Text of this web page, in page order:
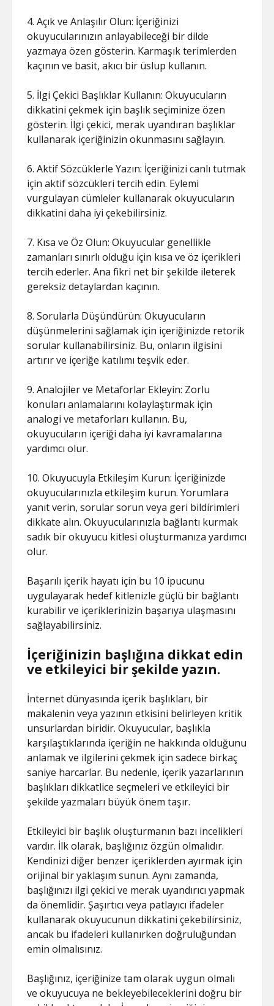
4. Açık ve Anlaşılır Olun: İçeriğinizi
okuyucularınızın anlayabileceği bir dilde
yazmaya özen gösterin. Karmaşık terimlerden
kaçının ve basit, akıcı bir üslup kullanın.
5. İlgi Çekici Başlıklar Kullanın: Okuyucuların
dikkatini çekmek için başlık seçiminize özen
gösterin. İlgi çekici, merak uyandıran başlıklar
kullanarak içeriğinizin okunmasını sağlayın.
6. Aktif Sözcüklerle Yazın: İçeriğinizi canlı tutmak
için aktif sözcükleri tercih edin. Eylemi
vurgulayan cümleler kullanarak okuyucuların
dikkatini daha iyi çekebilirsiniz.
7. Kısa ve Öz Olun: Okuyucular genellikle
zamanları sınırlı olduğu için kısa ve öz içerikleri
tercih ederler. Ana fikri net bir şekilde ileterek
gereksiz detaylardan kaçının.
8. Sorularla Düşündürün: Okuyucuların
düşünmelerini sağlamak için içeriğinizde retorik
sorular kullanabilirsiniz. Bu, onların ilgisini
artırır ve içeriğe katılımı teşvik eder.
9. Analojiler ve Metaforlar Ekleyin: Zorlu
konuları anlamalarını kolaylaştırmak için
analogi ve metaforları kullanın. Bu,
okuyucuların içeriği daha iyi kavramalarına
yardımcı olur.
10. Okuyucuyla Etkileşim Kurun: İçeriğinizde
okuyucularınızla etkileşim kurun. Yorumlara
yanıt verin, sorular sorun veya geri bildirimleri
dikkate alın. Okuyucularınızla bağlantı kurmak
sadık bir okuyucu kitlesi oluşturmanıza yardımcı
olur.
Başarılı içerik hayatı için bu 10 ipucunu
uygulayarak hedef kitlenizle güçlü bir bağlantı
kurabilir ve içeriklerinizin başarıya ulaşmasını
sağlayabilirsiniz.
İçeriğinizin başlığına dikkat edin
ve etkileyici bir şekilde yazın.
İnternet dünyasında içerik başlıkları, bir
makalenin veya yazının etkisini belirleyen kritik
unsurlardan biridir. Okuyucular, başlıkla
karşılaştıklarında içeriğin ne hakkında olduğunu
anlamak ve ilgilerini çekmek için sadece birkaç
saniye harcarlar. Bu nedenle, içerik yazarlarının
başlıkları dikkatlice seçmeleri ve etkileyici bir
şekilde yazmaları büyük önem taşır.
Etkileyici bir başlık oluşturmanın bazı incelikleri
vardır. İlk olarak, başlığınız özgün olmalıdır.
Kendinizi diğer benzer içeriklerden ayırmak için
orijinal bir yaklaşım sunun. Aynı zamanda,
başlığınızı ilgi çekici ve merak uyandırıcı yapmak
da önemlidir. Şaşırtıcı veya patlayıcı ifadeler
kullanarak okuyucunun dikkatini çekebilirsiniz,
ancak bu ifadeleri kullanırken doğruluğundan
emin olmalısınız.
Başlığınız, içeriğinize tam olarak uygun olmalı
ve okuyucuya ne bekleyebileceklerini doğru bir